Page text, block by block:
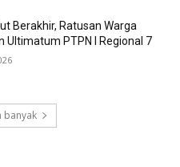
Berakhir, Ratusan Warga
Ultimatum PTPN I Regional 7
banyak